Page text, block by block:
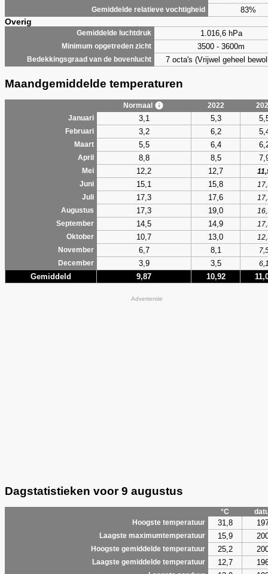
Gemiddelde relatieve vochtigheid 83%
Overig
Gemiddelde luchtdruk 1.016,6 hPa
Minimum opgetreden zicht 3500 - 3600m
Bedekkingsgraad van de bovenlucht 7 octa's (Vrijwel geheel
Maandgemiddelde temperaturen
Normaal 2022
Januari
3,1 5,3
Februari 3,2 6,2
Maart 5,5 6,4
April 8,8 8,5
Mei 12,2 12,7
Juni
15,1 15,8
Juli
17,3 17,6
Augustus
17,3 19,0
September
14,5 14,9
Oktober
10,7 13,0
November
6,7 8,1
December
3,9 3,5
Gemiddeld 9,87 10,92
Advertentie
Dagstatistieken voor 9 augustus
°C
Hoogste temperatuur
31,8
Laagste maximumtemperatuur 15,9
Hoogste gemiddelde temperatuur 25,2
Laagste gemiddelde temperatuur 12,7